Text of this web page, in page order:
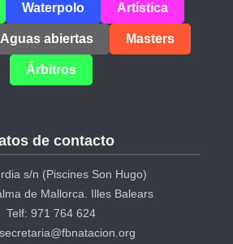
Waterpolo Artística
Aguas abiertas Masters
Árbitros
de contacto
s/n (Piscines Son Hugo)
de Mallorca. Illes Balears
Telf: 971 764 624